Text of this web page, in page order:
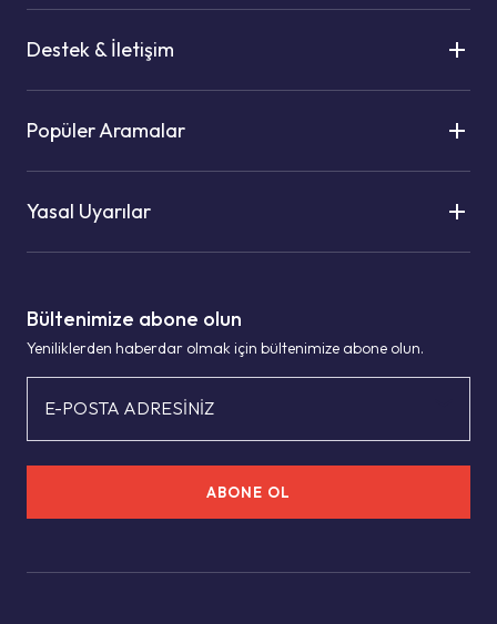
Bültenimize abone olun
Yeniliklerden haberdar olmak için bültenimize abone olun.
E-POSTA ADRESİNİZ
ABONE OL
Destek & İletişim
Popüler Aramalar
Yasal Uyarılar